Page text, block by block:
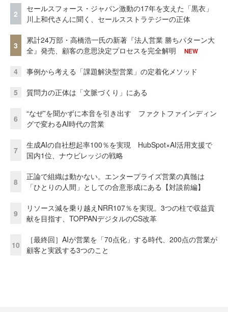
2
セールスフォース・ジャパン激動の17年を支えた「黒衣」
川上和代さんに聞く、セールスストラテジーの正体
3
累計24万部・高橋浩一氏の新著『法人営業 勝ちパターン大
全』発売、顧客の意思決定プロセスを完全解明
NEW
4 事例から考える「課題解決型営業」の定着化メソッド
5 質問力の正体は「文脈づくり」にある
6
“なぜ”を聞かずに本音を引き出す ファクトファインディン
グで変わるAI時代の営業
7
生成AIの自社想起率100％を実現 HubSpot×AI活用支援で
国内1位、ナウビレッジの戦略
8
正論で組織は動かない。エンタープライズ営業の真髄は
「ひとりの人間」としての合意形成にある【対談前編】
9
リソース減を乗り越えNRR107％を実現。3つの柱で収益貢
献を目指す、TOPPANデジタルのCS改革
10
［最終回］AIが営業を「70点化」する時代、200点の営業が
顧客と実践する3つのこと